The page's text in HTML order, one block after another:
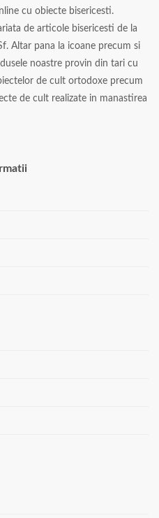
cu obiecte bisericesti.
de articole bisericesti de la
Altar pana la icoane precum si
noastre provin din tari cu
de cult ortodoxe precum
de cult realizate in manastirea